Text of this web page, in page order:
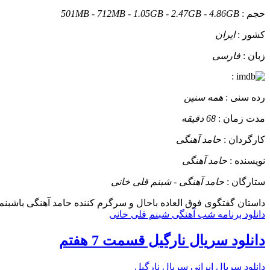
حجم : 501MB - 712MB - 1.05GB - 2.47GB - 4.86GB
کشور :ایران
زبان : فارسی
:
رده سنی : همه سنین
مدت زمان : 68 دقیقه
کارگردان : حامد آهنگی
نویسنده : حامد آهنگی
ستارگان : حامد آهنگی - شبنم قلی خانی
داستان گفتگوی فوق العاده باحال و سرگرم کننده حامد آهنگی
دانلود برنامه شب آهنگی شبنم قلی خانی
دانلود سریال نارگیل قسمت 7 هفتم
دانلود سریال ایرانی سریال نارگیل